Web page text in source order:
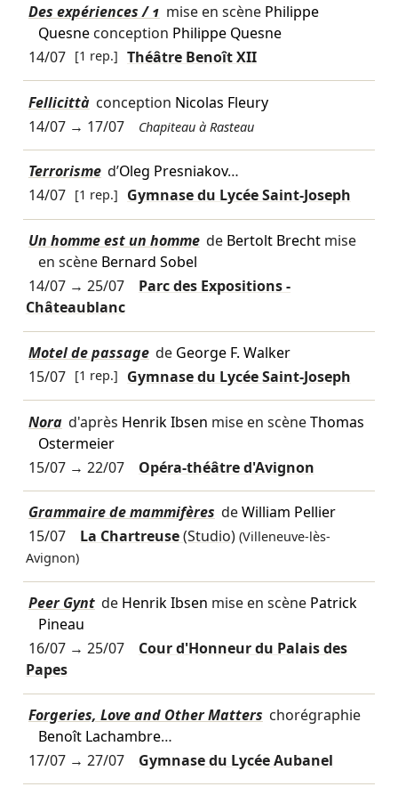
Des expériences / 1 mise en scène Philippe
Quesneconception Philippe Quesne
14/07 [1 rep.] Théâtre Benoît XII
Fellicittà conception Nicolas Fleury
14/07→ 17/07 Chapiteau à Rasteau
Terrorisme d’Oleg Presniakov…
14/07 [1 rep.] Gymnase du Lycée Saint-Joseph
Un homme est un homme de Bertolt Brechtmise
en scène Bernard Sobel
14/07→ 25/07
Parc des Expositions -
Châteaublanc
Motel de passage de George F. Walker
15/07 [1 rep.] Gymnase du Lycée Saint-Joseph
Nora d'après Henrik Ibsen mise en scèneThomas
Ostermeier
15/07→ 22/07 Opéra-théâtre d'Avignon
Grammaire de mammifères deWilliam Pellier
15/07
La Chartreuse(Studio) (Villeneuve-lès-
Avignon)
Peer Gynt de Henrik Ibsen mise en scène Patrick
Pineau
16/07→ 25/07
Cour d'Honneur du Palais des
Papes
Forgeries, Love and Other Matters chorégraphie
Benoît Lachambre…
17/07→ 27/07 Gymnase du Lycée Aubanel